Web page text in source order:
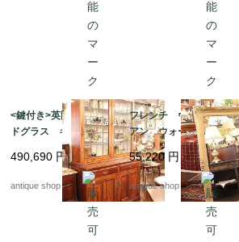
<鍵付き>英国 ステン
ドグラス キャビネッ
ト カップボード
490,690 円
antique shop at's
フレンチ ヴィクトリ
アン ウォールミラー
55,220 円
antique shop at's